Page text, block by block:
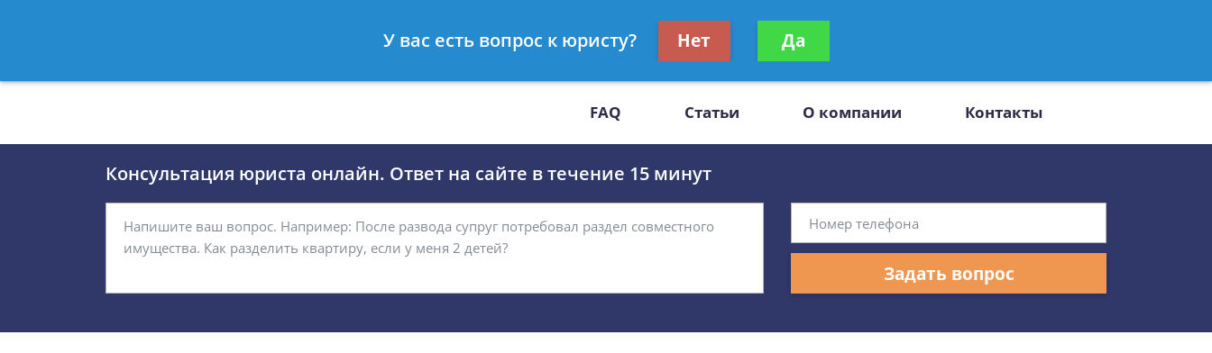
8 812 509-27-47
Получите консультацию
бесплатно
FAQ Статьи О компании Контакты
Консультация юриста онлайн. Ответ на сайте в течение 15 минут
Задать вопрос
У вас есть вопрос к юристу? Нет Да